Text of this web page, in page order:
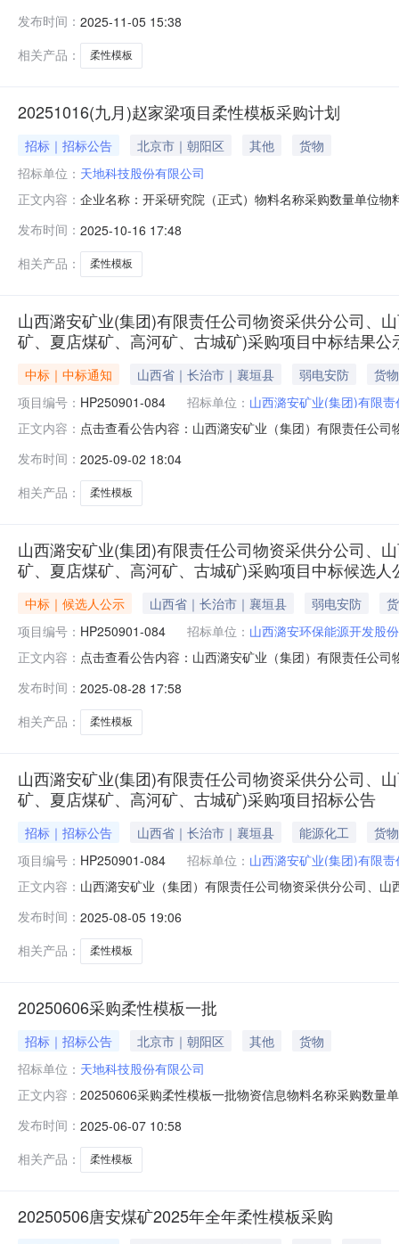
17614131040邮件地址：527927188@qq.com
发布时间： 2025-11-05 15:38
相关产品：
柔性模板
20251016(九月)赵家梁项目柔性模板采购计划
招标｜招标公告 北京市｜朝阳区 其他
货物
招标单位： 天地科技股份有限公司
正文内容： 企业名称：开采研究院（正式）物料名称采购数量单位
2025-10-2412:00:00收货地址：报价要求：无付款方式
发布时间： 2025-10-16 17:48
相关产品：
柔性模板
山西潞安矿业(集团)有限责任公司物资采供分公司、
矿、夏店煤矿、高河矿、古城矿)采购项目中标结果公
中标｜中标通知 山西省｜长治市｜襄垣县 弱电安防
货物
项目编号： HP250901-084 招标单位： 山西潞安矿业(集团)有限
正文内容： 点击查看公告内容：山西潞安矿业（集团）有限责任公
王庄矿、漳村矿、常村矿、夏店煤矿、高河矿、古城矿
源开发股份有限公司物资采供分公司
发布时间： 2025-09-02 18:04
相关产品：
柔性模板
山西潞安矿业(集团)有限责任公司物资采供分公司、
矿、夏店煤矿、高河矿、古城矿)采购项目中标候选人
中标｜候选人公示 山西省｜长治市｜襄垣县 弱电安防
项目编号： HP250901-084 招标单位： 山西潞安环保能源开发股
正文内容： 点击查看公告内容：山西潞安矿业（集团）有限责任公
矿、王庄矿、漳村矿、常村矿、夏店煤矿、高河矿、古
01日山西潞安矿业（集
发布时间： 2025-08-28 17:58
相关产品：
柔性模板
山西潞安矿业(集团)有限责任公司物资采供分公司、
矿、夏店煤矿、高河矿、古城矿)采购项目招标公告
招标｜招标公告 山西省｜长治市｜襄垣县 能源化工
货物
项目编号： HP250901-084 招标单位： 山西潞安矿业(集团)有限
正文内容： 山西潞安矿业（集团）有限责任公司物资采供分公司、
吾矿、王庄矿、漳村矿、常村矿、夏店煤矿、高河矿、
西潞安矿业（集团）有限责任公司物资采
发布时间： 2025-08-05 19:06
相关产品：
柔性模板
20250606采购柔性模板一批
招标｜招标公告 北京市｜朝阳区 其他
货物
招标单位： 天地科技股份有限公司
正文内容： 20250606采购柔性模板一批物资信息物料名称采购数量
文档:履行方式:普通合同联系方式联系人:李明联系电话
发布时间： 2025-06-07 10:58
相关产品：
柔性模板
20250506唐安煤矿2025年全年柔性模板采购